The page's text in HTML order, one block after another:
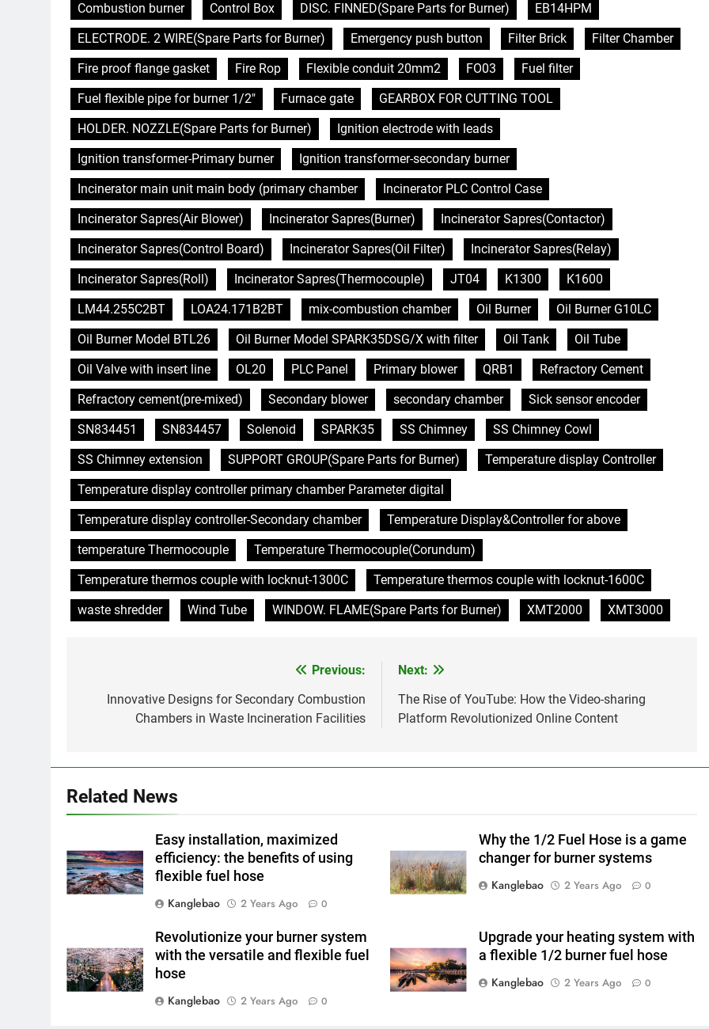
Combustion burner
Control Box DISC. FINNED(Spare Parts for Burner)
EB14HPM
ELECTRODE. 2 WIRE(Spare Parts for Burner)
Emergency push button Filter Brick
Filter Chamber
Fire proof flange gasket
Fire Rop Flexible conduit 20mm2 FO03
Fuel filter
Fuel flexible pipe for burner 1/2"
Furnace gate
GEARBOX FOR CUTTING TOOL
HOLDER. NOZZLE(Spare Parts for Burner)
Ignition electrode with leads
Ignition transformer-Primary burner
Ignition transformer-secondary burner
Incinerator main unit main body (primary chamber
Incinerator PLC Control Case
Incinerator Sapres(Air Blower)
Incinerator Sapres(Burner)
Incinerator Sapres(Contactor)
Incinerator Sapres(Control Board)
Incinerator Sapres(Oil Filter)
Incinerator Sapres(Relay)
Incinerator Sapres(Roll)
Incinerator Sapres(Thermocouple) JT04 K1300
K1600
LM44.255C2BT
LOA24.171B2BT mix-combustion chamber Oil Burner
Oil Burner G10LC
Oil Burner Model BTL26
Oil Burner Model SPARK35DSG/X with filter Oil Tank
Oil Tube
Oil Valve with insert line
OL20 PLC Panel Primary blower QRB1
Refractory Cement
Refractory cement(pre-mixed)
Secondary blower secondary chamber
Sick sensor encoder
SN834451
SN834457 Solenoid SPARK35 SS Chimney
SS Chimney Cowl
SS Chimney extension
SUPPORT GROUP(Spare Parts for Burner)
Temperature display Controller
Temperature display controller primary chamber Parameter digital
Temperature display controller-Secondary chamber
Temperature Display&Controller for above
temperature Thermocouple
Temperature Thermocouple(Corundum)
Temperature thermos couple with locknut-1300C
Temperature thermos couple with locknut-1600C
waste shredder
Wind Tube WINDOW. FLAME(Spare Parts for Burner) XMT2000 XMT3000
navigation
Previous:
Innovative Designs for Secondary Combustion
Chambers in Waste Incineration Facilities
Next:
The Rise of YouTube: How the Video-sharing
Platform Revolutionized Online Content
Related News
Easy installation, maximized
efficiency: the benefits of using
flexible fuel hose
Kanglebao
2 Years Ago 0
Why the 1/2 Fuel Hose is a game
changer for burner systems
Kanglebao
2 Years Ago 0
Revolutionize your burner system
with the versatile and flexible fuel
hose
Kanglebao
2 Years Ago 0
Upgrade your heating system with
a flexible 1/2 burner fuel hose
Kanglebao
2 Years Ago 0